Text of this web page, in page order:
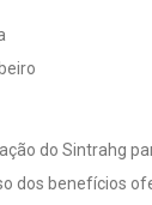
do Sintrahg
dos benefícios